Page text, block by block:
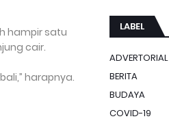
hampir satu
cair.
harapnya.
LABEL
ADVERTORIAL
BERITA
BUDAYA
COVID-19